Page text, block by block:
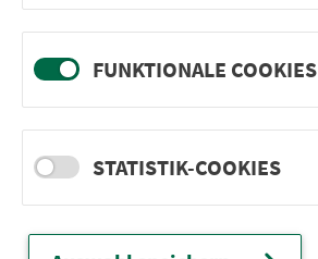
Abzw. Günzenhofen
Herrnsberg Ortsmitte
Röckenhofen
FUNKTIONALE COOKIES
STATISTIK-COOKIES